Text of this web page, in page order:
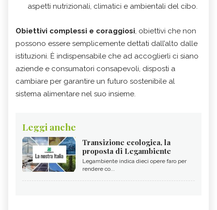
aspetti nutrizionali, climatici e ambientali del cibo.
Obiettivi complessi e coraggiosi, obiettivi che non
possono essere semplicemente dettati dall’alto dalle
istituzioni. È indispensabile che ad accoglierli ci siano
aziende e consumatori consapevoli, disposti a
cambiare per garantire un futuro sostenibile al
sistema alimentare nel suo insieme.
Leggi anche
Transizione ecologica, la
proposta di Legambiente
Legambiente indica dieci opere faro per
rendere co...